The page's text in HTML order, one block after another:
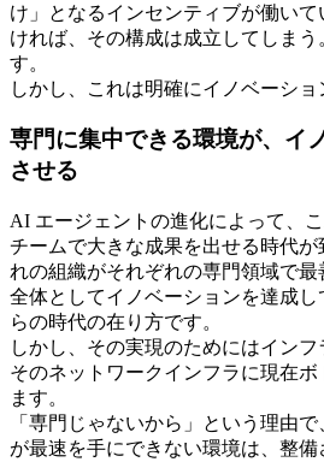
け」となるインセンティブが働い
ければ、その構成は成立してしまう
す。
しかし、これは明確にイノベーショ
専門に集中できる環境が、イ
させる
AI エージェントの進化によって、
チームで大きな成果を出せる時代
れの組織がそれぞれの専門領域で
全体としてイノベーションを達成
らの時代の在り方です。
しかし、その実現のためにはインフ
そのネットワークインフラに現在
ます。
「専門じゃないから」という理由
が最速を手にできない環境は、整